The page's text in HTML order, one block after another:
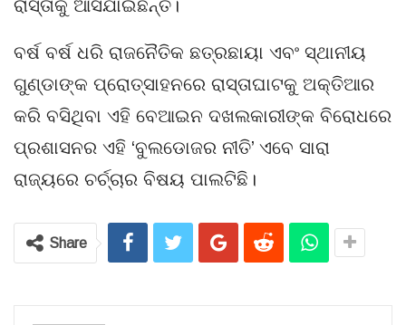
ରାସ୍ତାକୁ ଆସିଯାଇଛନ୍ତି।
ବର୍ଷ ବର୍ଷ ଧରି ରାଜନୈତିକ ଛତ୍ରଛାୟା ଏବଂ ସ୍ଥାନୀୟ
ଗୁଣ୍ଡାଙ୍କ ପ୍ରୋତ୍ସାହନରେ ରାସ୍ତାଘାଟକୁ ଅକ୍ତିଆର
କରି ବସିଥିବା ଏହି ବେଆଇନ ଦଖଲକାରୀଙ୍କ ବିରୋଧରେ
ପ୍ରଶାସନର ଏହି ‘ବୁଲଡୋଜର ନୀତି’ ଏବେ ସାରା
ରାଜ୍ୟରେ ଚର୍ଚ୍ଚାର ବିଷୟ ପାଲଟିଛି।
Share